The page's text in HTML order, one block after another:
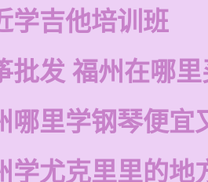
学吉他培训班
批发 福州在哪
哪里学钢琴便宜
学尤克里里的地